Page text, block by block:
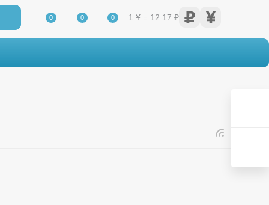
0 0 0 1 ¥ = 12.17 ₽